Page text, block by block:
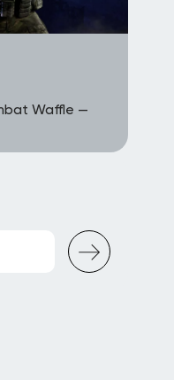
Waffle —